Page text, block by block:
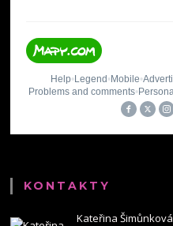
KONTAKTY
Kateřina Šimůnková